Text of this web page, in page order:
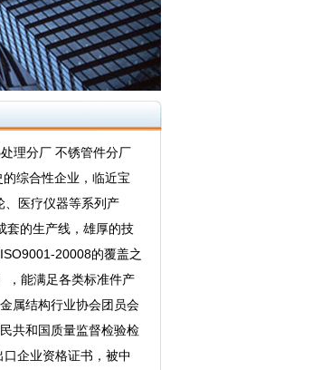
理分厂 不锈管件分厂
综合性企业，临近宝
医疗仪器等系列产
套的生产线，雄厚的技
20008的覆盖之
能满足各类标准件产
属结构行业协会团员会
共和国质量监督检验检
企业资格证书，被中